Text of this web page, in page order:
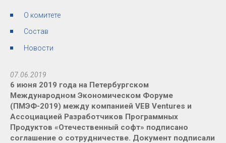
О комитете
Состав
Новости
07.06.2019
6 июня 2019 года на Петербургском
Международном Экономическом Форуме
(ПМЭФ-2019) между компанией VEB Ventures и
Ассоциацией Разработчиков Программных
Продуктов «Отечественный софт» подписано
соглашение о сотрудничестве. Документ подписали